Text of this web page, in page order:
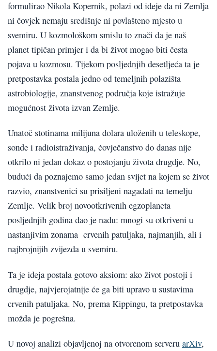
formulirao Nikola Kopernik, polazi od ideje da ni Zemlja
ni čovjek nemaju središnje ni povlašteno mjesto u
svemiru. U kozmološkom smislu to znači da je naš
planet tipičan primjer i da bi život mogao biti česta
pojava u kozmosu. Tijekom posljednjih desetljeća ta je
pretpostavka postala jedno od temeljnih polazišta
astrobiologije, znanstvenog područja koje istražuje
mogućnost života izvan Zemlje.
Unatoč stotinama milijuna dolara uloženih u teleskope,
sonde i radioistraživanja, čovječanstvo do danas nije
otkrilo ni jedan dokaz o postojanju života drugdje. No,
budući da poznajemo samo jedan svijet na kojem se život
razvio, znanstvenici su prisiljeni nagađati na temelju
Zemlje. Velik broj novootkrivenih egzoplaneta
posljednjih godina dao je nadu: mnogi su otkriveni u
nastanjivim zonama crvenih patuljaka, najmanjih, ali i
najbrojnijih zvijezda u svemiru.
Ta je ideja postala gotovo aksiom: ako život postoji i
drugdje, najvjerojatnije će ga biti upravo u sustavima
crvenih patuljaka. No, prema Kippingu, ta pretpostavka
možda je pogrešna.
U novoj analizi objavljenoj na otvorenom serveru arXiv,